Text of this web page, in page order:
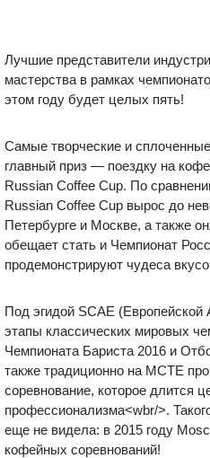
Лучшие представители
мастерства в рамках
этом году будет целых пять!
Самые творческие и
главный приз — поездку на
Russian Coffee Cup. По
Russian Coffee Cup вырос до
Петербурге и Москве, а также
обещает стать и Чемпионат
продемонстрируют чудеса
Под эгидой SCAE
этапы классических мировых
Чемпионата Бариста 2016 и
также традиционно на MCTE
соревнование, которое длится
профессионализма<wbr/>.
еще не видела: в 2015 году
кофейных соревнований!